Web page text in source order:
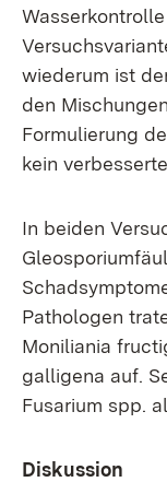
wiederum ist
den
Formulierung
kein
In beiden
Pathologen
Moniliania
galligena auf.
Fusarium spp.
Diskussion